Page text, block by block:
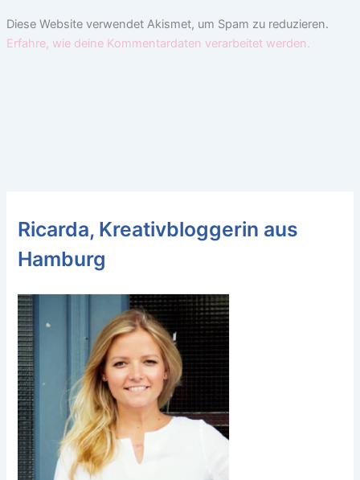
Diese Website verwendet Akismet, um Spam zu reduzieren.
Erfahre, wie deine Kommentardaten verarbeitet werden.
Ricarda, Kreativbloggerin aus
Hamburg